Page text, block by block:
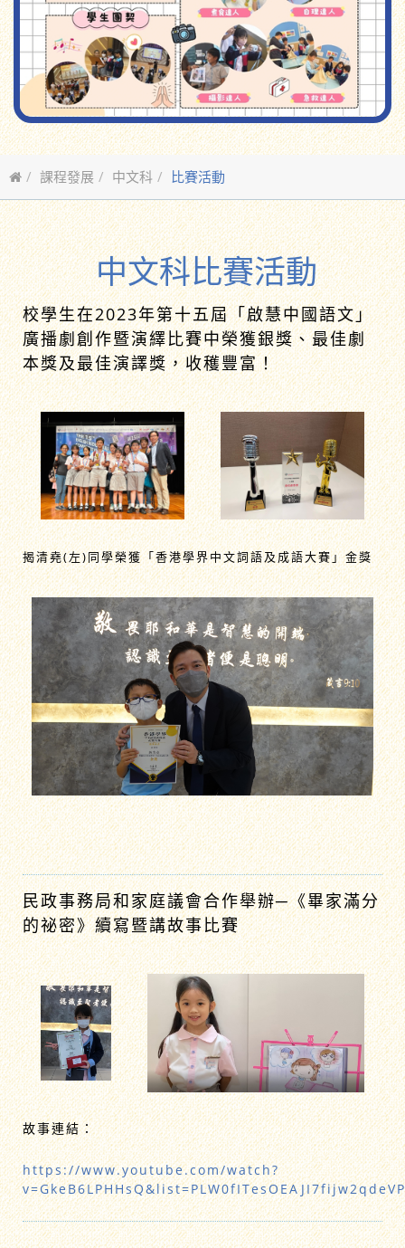
課程發展 中文科 比賽活動
中文科比賽活動
校學生在2023年第十五屆「啟慧中國語文」
廣播劇創作暨演繹比賽中榮獲銀獎、最佳劇
本獎及最佳演譯獎，收穫豐富！
揭清堯(左)同學榮獲「香港學界中文詞語及成語大賽」金獎
民政事務局和家庭議會合作舉辦─《畢家滿分
的祕密》續寫暨講故事比賽
故事連結：
https://www.youtube.com/watch?